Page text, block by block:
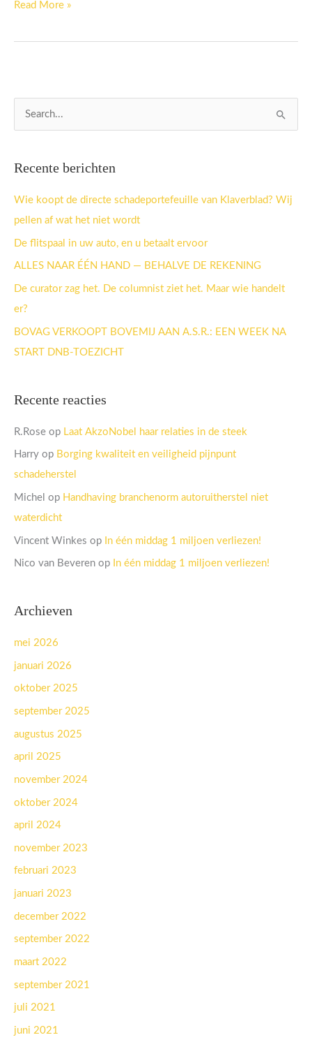
Read More »
n
a
a
r
Recente berichten
Wie koopt de directe schadeportefeuille van Klaverblad? Wij
pellen af wat het niet wordt
De flitspaal in uw auto, en u betaalt ervoor
ALLES NAAR ÉÉN HAND — BEHALVE DE REKENING
De curator zag het. De columnist ziet het. Maar wie handelt
er?
BOVAG VERKOOPT BOVEMIJ AAN A.S.R.: EEN WEEK NA
START DNB-TOEZICHT
Recente reacties
R.Rose op Laat AkzoNobel haar relaties in de steek
Harry op Borging kwaliteit en veiligheid pijnpunt
schadeherstel
Michel op Handhaving branchenorm autoruitherstel niet
waterdicht
Vincent Winkes op In één middag 1 miljoen verliezen!
Nico van Beveren op In één middag 1 miljoen verliezen!
Archieven
mei 2026
januari 2026
oktober 2025
september 2025
augustus 2025
april 2025
november 2024
oktober 2024
april 2024
november 2023
februari 2023
januari 2023
december 2022
september 2022
maart 2022
september 2021
juli 2021
juni 2021